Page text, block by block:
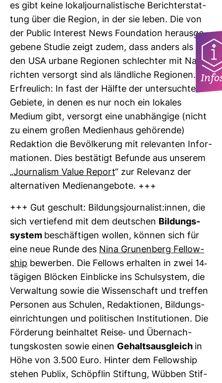
es gibt keine lokal­jour­na­lis­ti­sche Bericht­erstat­
tung über die Region, in der sie leben. Die von
der Public Inte­rest News Founda­tion her­aus­ge­
ge­bene Studie zeigt zudem, dass anders als in
den USA urbane Regionen schlechter mit Nach­
richten ver­sorgt sind als länd­liche Regionen.
Erfreu­lich: In fast der Hälfte der unter­suchten
Gebiete, in denen es nur noch ein lokales
Medium gibt, ver­sorgt eine unab­hän­gige (nicht
zu einem großen Medi­en­haus gehö­rende)
Redak­tion die Bevöl­ke­rung mit rele­vanten Infor­
ma­tionen. Dies bestä­tigt Befunde aus unserem
„Jour­na­lism Value Report“ zur Rele­vanz der
alter­na­tiven Medi­en­an­ge­bote. +++
+++ Gut geschult: Bil­dungs­jour­na­list:innen, die
sich ver­tie­fend mit dem deut­schen Bil­dungs­
system beschäf­tigen wollen, können sich für
eine neue Runde des Nina Gru­nen­berg Fel­low­
ship bewerben. Die Fel­lows erhalten in zwei 14-​
tägigen Blö­cken Ein­blicke ins Schul­system, die
Ver­wal­tung sowie die Wis­sen­schaft und treffen
Per­sonen aus Schulen, Redak­tionen, Bil­dungs­
ein­rich­tungen und poli­ti­schen Insti­tu­tionen. Die
För­de­rung beinhaltet Reise-​ und Über­nach­
tungs­kosten sowie einen Gehalts­aus­gleich in
Höhe von 3.500 Euro. Hinter dem Fel­low­ship
stehen Publix, Schöpflin Stif­tung, Wübben Stif­